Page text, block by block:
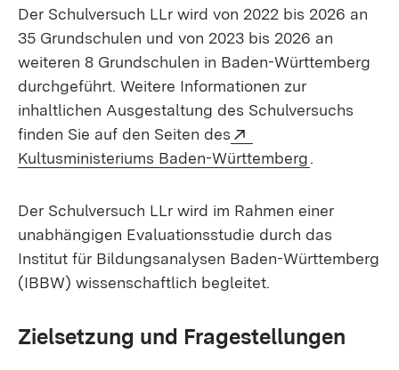
Der Schulversuch LLr wird von 2022 bis 2026 an
35 Grundschulen und von 2023 bis 2026 an
weiteren 8 Grundschulen in Baden-Württemberg
durchgeführt. Weitere Informationen zur
inhaltlichen Ausgestaltung des Schulversuchs
finden Sie auf den Seiten des
Kultusministeriums Baden-Württemberg.
Der Schulversuch LLr wird im Rahmen einer
unabhängigen Evaluationsstudie durch das
Institut für Bildungsanalysen Baden-Württemberg
(IBBW) wissenschaftlich begleitet.
Zielsetzung und Fragestellungen